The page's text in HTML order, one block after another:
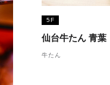
5F
仙台牛たん 青葉
牛たん